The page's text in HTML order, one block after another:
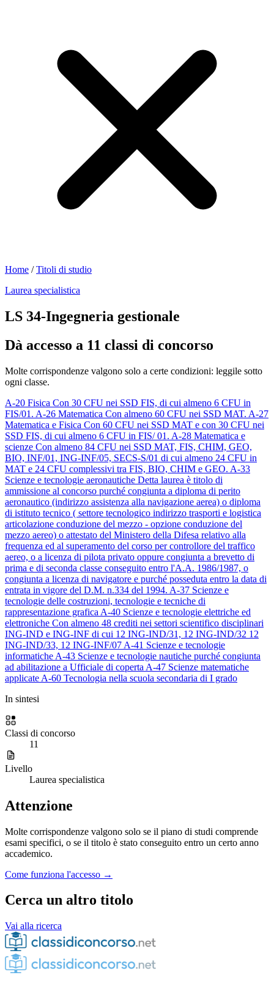
Home /Titoli di studio
Laurea specialistica
LS 34-Ingegneria gestionale
Dà accesso a 11 classi di concorso
Molte corrispondenze valgono solo a certe condizioni: leggile sotto
ogni classe.
A-20 Fisica Con 30 CFU nei SSD FIS, di cui almeno 6 CFU in
FIS/01. A-26 Matematica Con almeno 60 CFU nei SSD MAT. A-27
Matematica e Fisica Con 60 CFU nei SSD MAT e con 30 CFU nei
SSD FIS, di cui almeno 6 CFU in FIS/ 01. A-28 Matematica e
scienze Con almeno 84 CFU nei SSD MAT, FIS, CHIM, GEO,
BIO, INF/01, ING-INF/05, SECS-S/01 di cui almeno 24 CFU in
MAT e 24 CFU complessivi tra FIS, BIO, CHIM e GEO. A-33
Scienze e tecnologie aeronautiche Detta laurea è titolo di
ammissione al concorso purché congiunta a diploma di perito
aeronautico (indirizzo assistenza alla navigazione aerea) o diploma
di istituto tecnico ( settore tecnologico indirizzo trasporti e logistica
articolazione conduzione del mezzo - opzione conduzione del
mezzo aereo) o attestato del Ministero della Difesa relativo alla
frequenza ed al superamento del corso per controllore del traffico
aereo, o a licenza di pilota privato oppure congiunta a brevetto di
prima e di seconda classe conseguito entro l'A.A. 1986/1987, o
congiunta a licenza di navigatore e purché posseduta entro la data di
entrata in vigore del D.M. n.334 del 1994. A-37 Scienze e
tecnologie delle costruzioni, tecnologie e tecniche di
rappresentazione grafica A-40 Scienze e tecnologie elettriche ed
elettroniche Con almeno 48 crediti nei settori scientifico disciplinari
ING-IND e ING-INF di cui 12 ING-IND/31, 12 ING-IND/32 12
ING-IND/33, 12 ING-INF/07 A-41 Scienze e tecnologie
informatiche A-43 Scienze e tecnologie nautiche purché congiunta
ad abilitazione a Ufficiale di coperta A-47 Scienze matematiche
applicate A-60 Tecnologia nella scuola secondaria di I grado
In sintesi
Classi di concorso
11
Livello
Laurea specialistica
Attenzione
Molte corrispondenze valgono solo se il piano di studi comprende
esami specifici, o se il titolo è stato conseguito entro un certo anno
accademico.
Come funziona l'accesso →
Cerca un altro titolo
Vai alla ricerca